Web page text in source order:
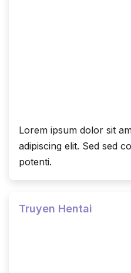
Lorem ipsum dolor sit
adipiscing elit. Sed sed
potenti.
Truyen Hentai